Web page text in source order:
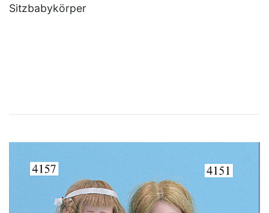
Sitzbabykörper